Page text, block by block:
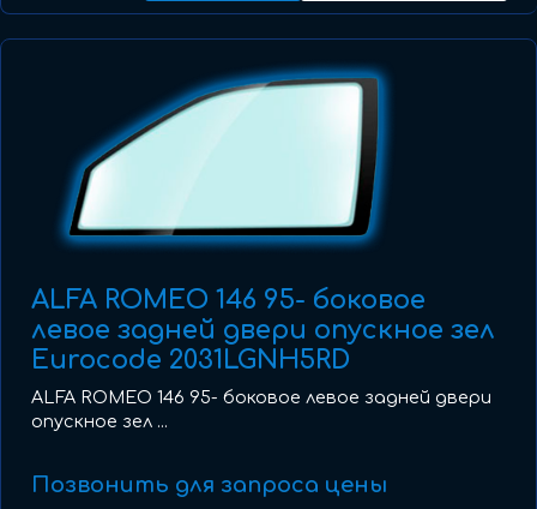
ALFA ROMEO 146 95- боковое
левое задней двери опускное зел
Eurocode 2031LGNH5RD
ALFA ROMEO 146 95- боковое левое задней двери
опускное зел ...
Позвонить для запроса цены